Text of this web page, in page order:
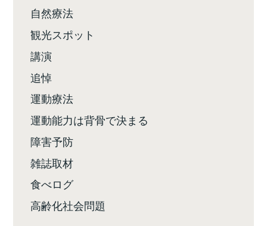
自然療法
観光スポット
講演
追悼
運動療法
運動能力は背骨で決まる
障害予防
雑誌取材
食べログ
高齢化社会問題